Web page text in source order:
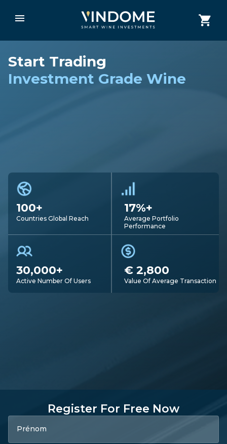
Start Trading
Investment Grade Wine
100+
Countries Global Reach
17%+
Average Portfolio
Performance
30,000+
Active Number Of Users
€ 2,800
Value Of Average Transaction
Register For Free Now
Prénom